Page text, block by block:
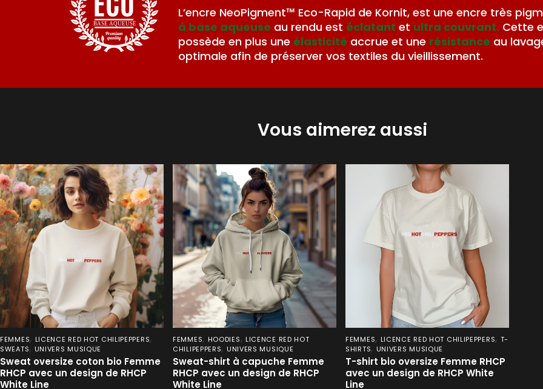
BASE AQUEUSE
L’encre NeoPigment™ Eco-Rapid de Kornit, est une encre très
à base aqueuse au rendu est éclatant et ultra couvrant. Cette
possède en plus une élasticité accrue et une résistance au
optimale afin de préserver vos textiles du vieillissement.
Vous aimerez aussi
FEMMES, LICENCE RED HOT CHILIPEPPERS,
SWEATS, UNIVERS MUSIQUE
Sweat oversize coton bio Femme
RHCP avec un design de RHCP
White Line
FEMMES, HOODIES, LICENCE RED HOT
CHILIPEPPERS, UNIVERS MUSIQUE
Sweat-shirt à capuche Femme
RHCP avec un design de RHCP
White Line
FEMMES, LICENCE RED HOT CHILIPEPPERS, T-
SHIRTS, UNIVERS MUSIQUE
T-shirt bio oversize Femme RHCP
avec un design de RHCP White
Line